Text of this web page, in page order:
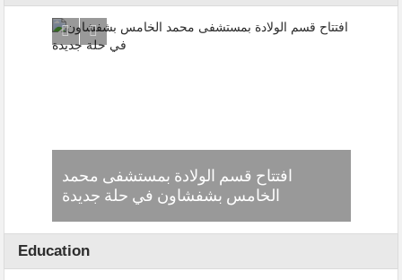
افتتاح قسم الولادة بمستشفى محمد
الخامس بشفشاون في حلة جديدة
Education